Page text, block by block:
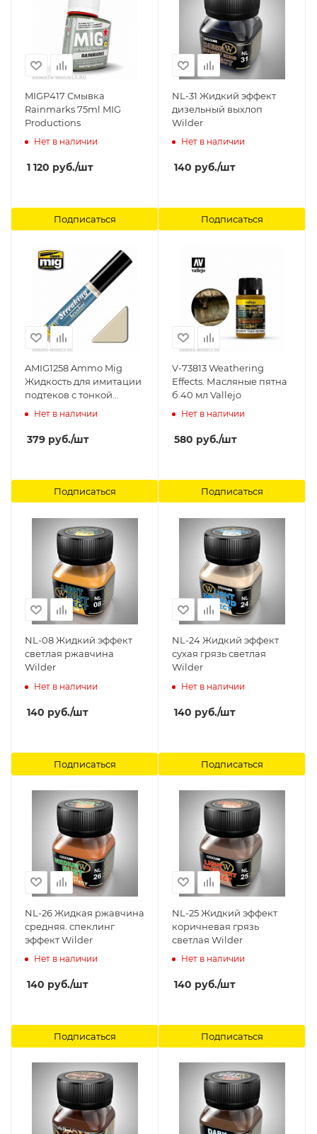
MIGP417 Смывка
Rainmarks 75ml MIG
Productions
Нет в наличии
1 120 руб./шт
Подписаться
NL-31 Жидкий эффект
дизельный выхлоп
Wilder
Нет в наличии
140 руб./шт
Подписаться
AMIG1258 Ammo Mig
Жидкость для имитации
подтеков с тонкой
кистью-аппликатором
Ammo Mig
Нет в наличии
379 руб./шт
Подписаться
V-73813 Weathering
Effects. Масляные пятна
б.40 мл Vallejo
Нет в наличии
580 руб./шт
Подписаться
NL-08 Жидкий эффект
светлая ржавчина
Wilder
Нет в наличии
140 руб./шт
Подписаться
NL-24 Жидкий эффект
сухая грязь светлая
Wilder
Нет в наличии
140 руб./шт
Подписаться
NL-26 Жидкая ржавчина
средняя. спеклинг
эффект Wilder
Нет в наличии
140 руб./шт
Подписаться
NL-25 Жидкий эффект
коричневая грязь
светлая Wilder
Нет в наличии
140 руб./шт
Подписаться